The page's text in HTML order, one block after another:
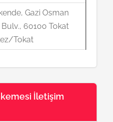
Gazi Osman
Bulv., 60100 Tokat
Tokat
İletişim